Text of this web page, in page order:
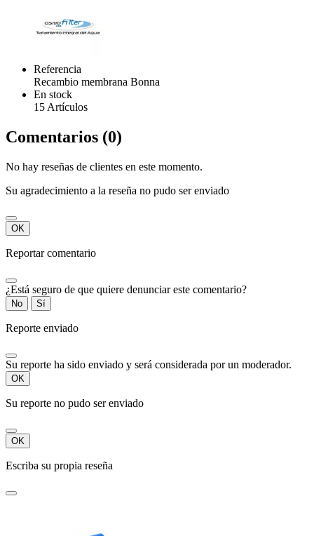
Referencia
Recambio membrana Bonna
En stock
15 Artículos
Comentarios (0)
No hay reseñas de clientes en este momento.
Su agradecimiento a la reseña no pudo ser enviado
OK
Reportar comentario
¿Está seguro de que quiere denunciar este comentario?
No Sí
Reporte enviado
Su reporte ha sido enviado y será considerada por un moderador.
OK
Su reporte no pudo ser enviado
OK
Escriba su propia reseña